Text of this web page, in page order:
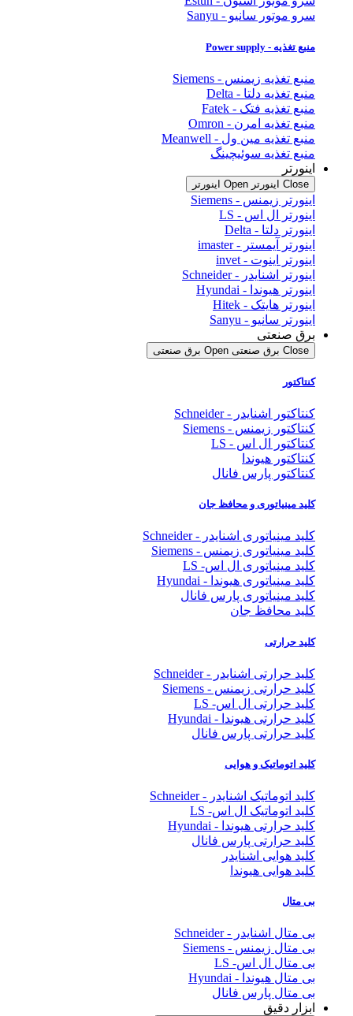
سرو موتور سانیو - Sanyu
منبع تغذیه - Power supply
منبع تغذیه زیمنس - Siemens
منبع تغذیه دلتا - Delta
منبع تغذیه فتک - Fatek
منبع تغذیه امرن - Omron
منبع تغذیه مین ول - Meanwell
منبع تغذیه سوئیچینگ
اینورتر
Close اینورتر Open اینورتر
اینورتر زیمنس - Siemens
اینورتر ال اس - LS
اینورتر دلتا - Delta
اینورتر آیمستر - imaster
اینورتر اینوت - invet
اینورتر اشنایدر - Schneider
اینورتر هیوندا - Hyundai
اینورتر هایتک - Hitek
اینورتر سانیو - Sanyu
برق صنعتی
Close برق صنعتی Open برق صنعتی
کنتاکتور
کنتاکتور اشنایدر - Schneider
کنتاکتور زیمنس - Siemens
کنتاکتور ال اس - LS
کنتاکتور هیوندا
کنتاکتور پارس فانال
کلید مینیاتوری و محافظ جان
کلید مینیاتوری اشنایدر - Schneider
کلید مینیاتوری زیمنس - Siemens
کلید مینیاتوری ال اس- LS
کلید مینیاتوری هیوندا - Hyundai
کلید مینیاتوری پارس فانال
کلید محافظ جان
کلید حرارتی
کلید حرارتی اشنایدر - Schneider
کلید حرارتی زیمنس - Siemens
کلید حرارتی ال اس- LS
کلید حرارتی هیوندا - Hyundai
کلید حرارتی پارس فانال
کلید اتوماتیک و هوایی
کلید اتوماتیک اشنایدر - Schneider
کلید اتوماتیک ال اس- LS
کلید حرارتی هیوندا - Hyundai
کلید حرارتی پارس فانال
کلید هوایی اشنایدر
کلید هوایی هیوندا
بی متال
بی متال اشنایدر - Schneider
بی متال زیمنس - Siemens
بی متال ال اس- LS
بی متال هیوندا - Hyundai
بی متال پارس فانال
ابزار دقیق